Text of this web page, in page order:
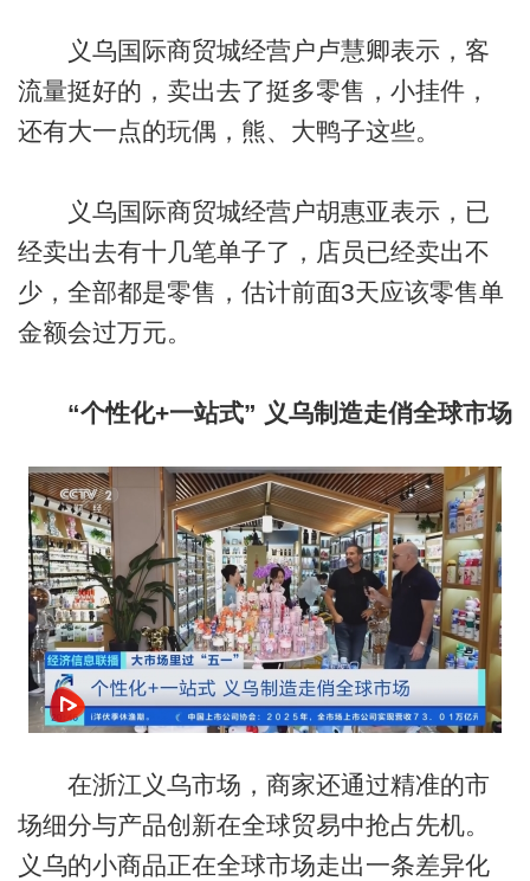
义乌国际商贸城经营户卢慧卿表示，客
流量挺好的，卖出去了挺多零售，小挂件，
还有大一点的玩偶，熊、大鸭子这些。
义乌国际商贸城经营户胡惠亚表示，已
经卖出去有十几笔单子了，店员已经卖出不
少，全部都是零售，估计前面3天应该零售单
金额会过万元。
“个性化+一站式” 义乌制造走俏全球市场
在浙江义乌市场，商家还通过精准的市
场细分与产品创新在全球贸易中抢占先机。
义乌的小商品正在全球市场走出一条差异化